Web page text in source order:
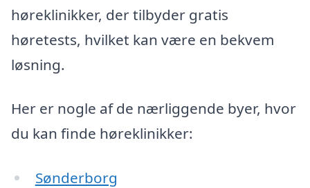
høreklinikker, der tilbyder gratis
høretests, hvilket kan være en bekvem
løsning.
Her er nogle af de nærliggende byer, hvor
du kan finde høreklinikker:
Sønderborg